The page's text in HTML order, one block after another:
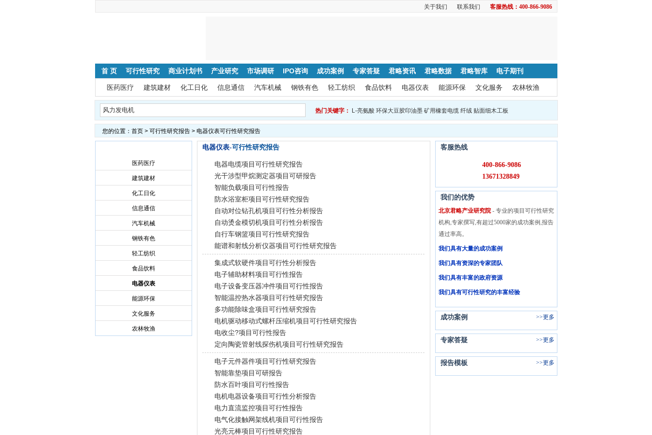
客服热线：400-866-9086
联系我们
关于我们
首 页 可行性研究 商业计划书 产业研究 市场调研 IPO咨询 成功案例 专家答疑 君略资讯 君略数据 君略智库 电子期刊
医药医疗 建筑建材 化工日化 信息通信 汽车机械 钢铁有色 轻工纺织 食品饮料 电器仪表 能源环保 文化服务 农林牧渔
热门关键字： L-亮氨酸 环保大豆胶印油墨 矿用橡套电缆 纤绒 贴面细木工板
您的位置： 首页> 可行性研究报告> 电器仪表可行性研究报告
医药医疗
建筑建材
化工日化
信息通信
汽车机械
钢铁有色
轻工纺织
食品饮料
电器仪表
能源环保
文化服务
农林牧渔
电器仪表-可行性研究报告
电器电缆项目可行性研究报告
光干涉型甲烷测定器项目可研报告
智能负载项目可行性报告
防水浴室柜项目可行性研究报告
自动对位钻孔机项目可行性分析报告
自动烫金模切机项目可行性分析报告
自行车钢篮项目可行性研究报告
能谱和射线分析仪器项目可行性研究报告
集成式软硬件项目可行性分析报告
电子辅助材料项目可行性报告
电子设备变压器冲件项目可行性报告
智能温控热水器项目可行性研究报告
多功能除味盒项目可行性研究报告
电机驱动移动式螺杆压缩机项目可行性研究报告
电收尘?项目可行性报告
定向陶瓷管射线探伤机项目可行性研究报告
电子元件器件项目可行性研究报告
智能靠垫项目可研报告
防水百叶项目可行性报告
电机电器设备项目可行性分析报告
电力直流监控项目可行性报告
电气化接触网架线机项目可行性报告
光亮元棒项目可行性研究报告
客服热线
400-866-9086
13671328849
我们的优势
北京君略产业研究院- 专业的项目可行性研究
机构,专家撰写,有超过5000家的成功案例,报告
通过率高。
我们具有大量的成功案例
我们具有资深的专家团队
我们具有丰富的政府资源
我们具有可行性研究的丰富经验
成功案例 >>更多
专家答疑 >>更多
报告模板 >>更多